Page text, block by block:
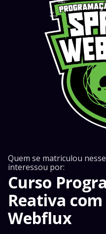
Quem se matriculou
interessou por:
Curso
Reativa
Webflux